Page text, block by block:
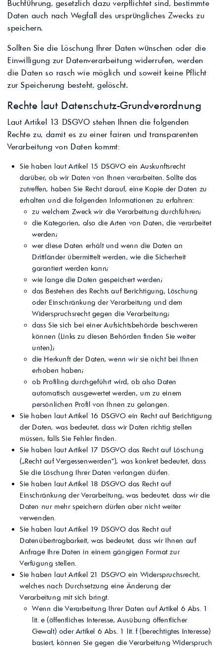
Buchführung, gesetzlich dazu verpflichtet sind, bestimmte
Daten auch nach Wegfall des ursprüngliches Zwecks zu
speichern.
Sollten Sie die Löschung Ihrer Daten wünschen oder die
Einwilligung zur Datenverarbeitung widerrufen, werden
die Daten so rasch wie möglich und soweit keine Pflicht
zur Speicherung besteht, gelöscht.
Rechte laut Datenschutz-Grundverordnung
Laut Artikel 13 DSGVO stehen Ihnen die folgenden
Rechte zu, damit es zu einer fairen und transparenten
Verarbeitung von Daten kommt:
Sie haben laut Artikel 15 DSGVO ein Auskunftsrecht
darüber, ob wir Daten von Ihnen verarbeiten. Sollte das
zutreffen, haben Sie Recht darauf, eine Kopie der Daten zu
erhalten und die folgenden Informationen zu erfahren:
zu welchem Zweck wir die Verarbeitung durchführen;
die Kategorien, also die Arten von Daten, die verarbeitet
werden;
wer diese Daten erhält und wenn die Daten an
Drittländer übermittelt werden, wie die Sicherheit
garantiert werden kann;
wie lange die Daten gespeichert werden;
das Bestehen des Rechts auf Berichtigung, Löschung
oder Einschränkung der Verarbeitung und dem
Widerspruchsrecht gegen die Verarbeitung;
dass Sie sich bei einer Aufsichtsbehörde beschweren
können (Links zu diesen Behörden finden Sie weiter
unten);
die Herkunft der Daten, wenn wir sie nicht bei Ihnen
erhoben haben;
ob Profiling durchgeführt wird, ob also Daten
automatisch ausgewertet werden, um zu einem
persönlichen Profil von Ihnen zu gelangen.
Sie haben laut Artikel 16 DSGVO ein Recht auf Berichtigung
der Daten, was bedeutet, dass wir Daten richtig stellen
müssen, falls Sie Fehler finden.
Sie haben laut Artikel 17 DSGVO das Recht auf Löschung
(„Recht auf Vergessenwerden“), was konkret bedeutet, dass
Sie die Löschung Ihrer Daten verlangen dürfen.
Sie haben laut Artikel 18 DSGVO das Recht auf
Einschränkung der Verarbeitung, was bedeutet, dass wir die
Daten nur mehr speichern dürfen aber nicht weiter
verwenden.
Sie haben laut Artikel 19 DSGVO das Recht auf
Datenübertragbarkeit, was bedeutet, dass wir Ihnen auf
Anfrage Ihre Daten in einem gängigen Format zur
Verfügung stellen.
Sie haben laut Artikel 21 DSGVO ein Widerspruchsrecht,
welches nach Durchsetzung eine Änderung der
Verarbeitung mit sich bringt.
Wenn die Verarbeitung Ihrer Daten auf Artikel 6 Abs. 1
lit. e (öffentliches Interesse, Ausübung öffentlicher
Gewalt) oder Artikel 6 Abs. 1 lit. f (berechtigtes Interesse)
basiert, können Sie gegen die Verarbeitung Widerspruch